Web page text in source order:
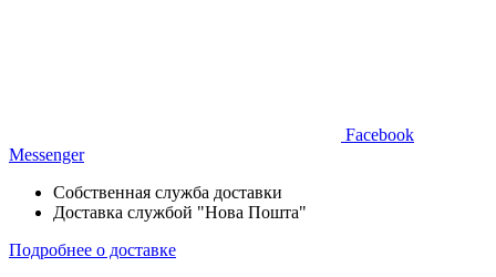
Facebook
Messenger
Собственная служба доставки
Доставка службой "Нова Пошта"
Подробнее о доставке